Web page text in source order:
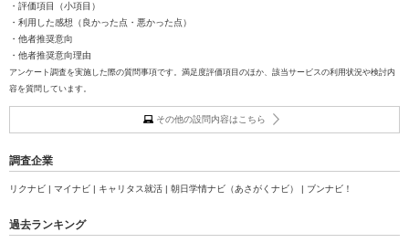
・評価項目（小項目）
・利用した感想（良かった点・悪かった点）
・他者推奨意向
・他者推奨意向理由
アンケート調査を実施した際の質問事項です。満足度評価項目のほか、該当サービスの利用状況や検討内
容を質問しています。
その他の設問内容はこちら
調査企業
リクナビ | マイナビ | キャリタス就活 | 朝日学情ナビ（あさがくナビ） | ブンナビ！
過去ランキング